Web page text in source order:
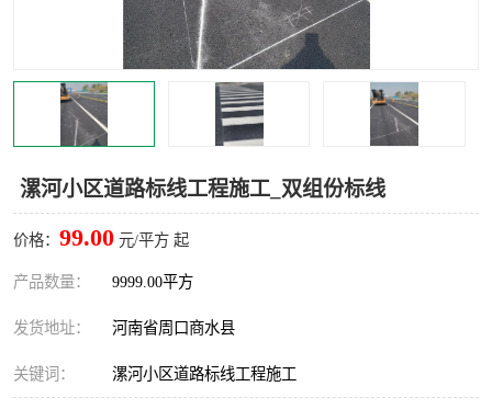
漯河小区道路标线工程施工_双组份标线
价格： 99.00 元/平方 起
产品数量： 9999.00平方
发货地址： 河南省周口商水县
关键词： 漯河小区道路标线工程施工